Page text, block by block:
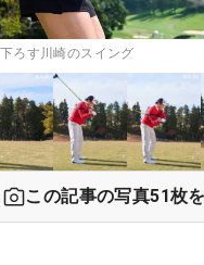
ろす川崎のスイング
この記事の写真51枚